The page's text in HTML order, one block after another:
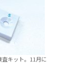
キット。11月に